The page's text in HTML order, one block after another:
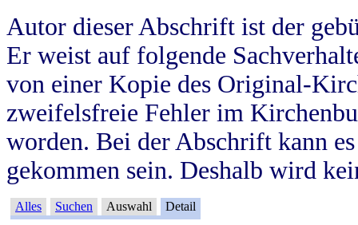
Autor dieser Abschrift ist der
Er weist auf folgende
von einer Kopie des Original-
zweifelsfreie Fehler im
worden. Bei der Abschrift kann
gekommen sein. Deshalb wird
Alles Suchen Auswahl Detail